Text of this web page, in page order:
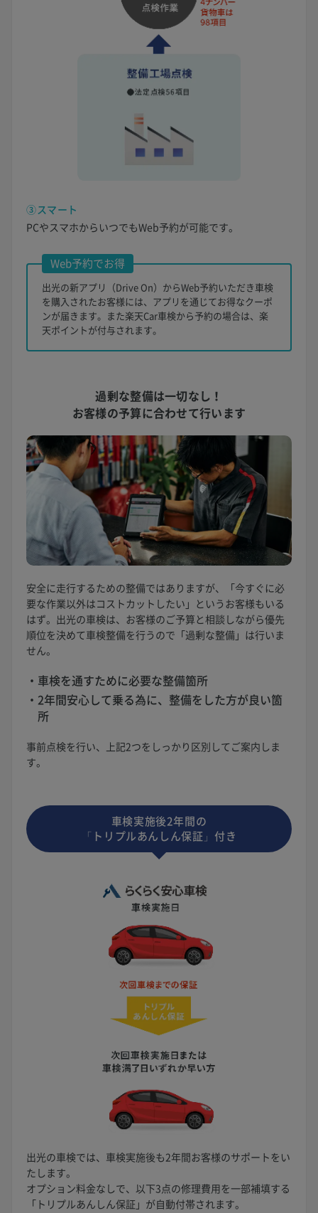
③スマート
PCやスマホからいつでもWeb予約が可能です。
Web予約でお得
出光の新アプリ（Drive On）からWeb予約いただき車検
を購入されたお客様には、アプリを通じてお得なクーポ
ンが届きます。また楽天Car車検から予約の場合は、楽
天ポイントが付与されます。
過剰な整備は一切なし！
お客様の予算に合わせて行います
安全に走行するための整備ではありますが、「今すぐに必
要な作業以外はコストカットしたい」というお客様もいる
はず。出光の車検は、お客様のご予算と相談しながら優先
順位を決めて車検整備を行うので「過剰な整備」は行いま
せん。
車検を通すために必要な整備箇所
2年間安心して乗る為に、整備をした方が良い箇
所
事前点検を行い、上記2つをしっかり区別してご案内しま
す。
車検実施後2年間の
「トリプルあんしん保証」付き
出光の車検では、車検実施後も2年間お客様のサポートをい
たします。
オプション料金なしで、以下3点の修理費用を一部補填する
「トリプルあんしん保証」が自動付帯されます。